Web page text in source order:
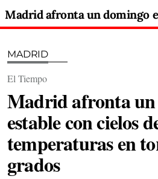
MADRID
El Tiempo
Madrid afronta
estable con cielos
temperaturas en
grados